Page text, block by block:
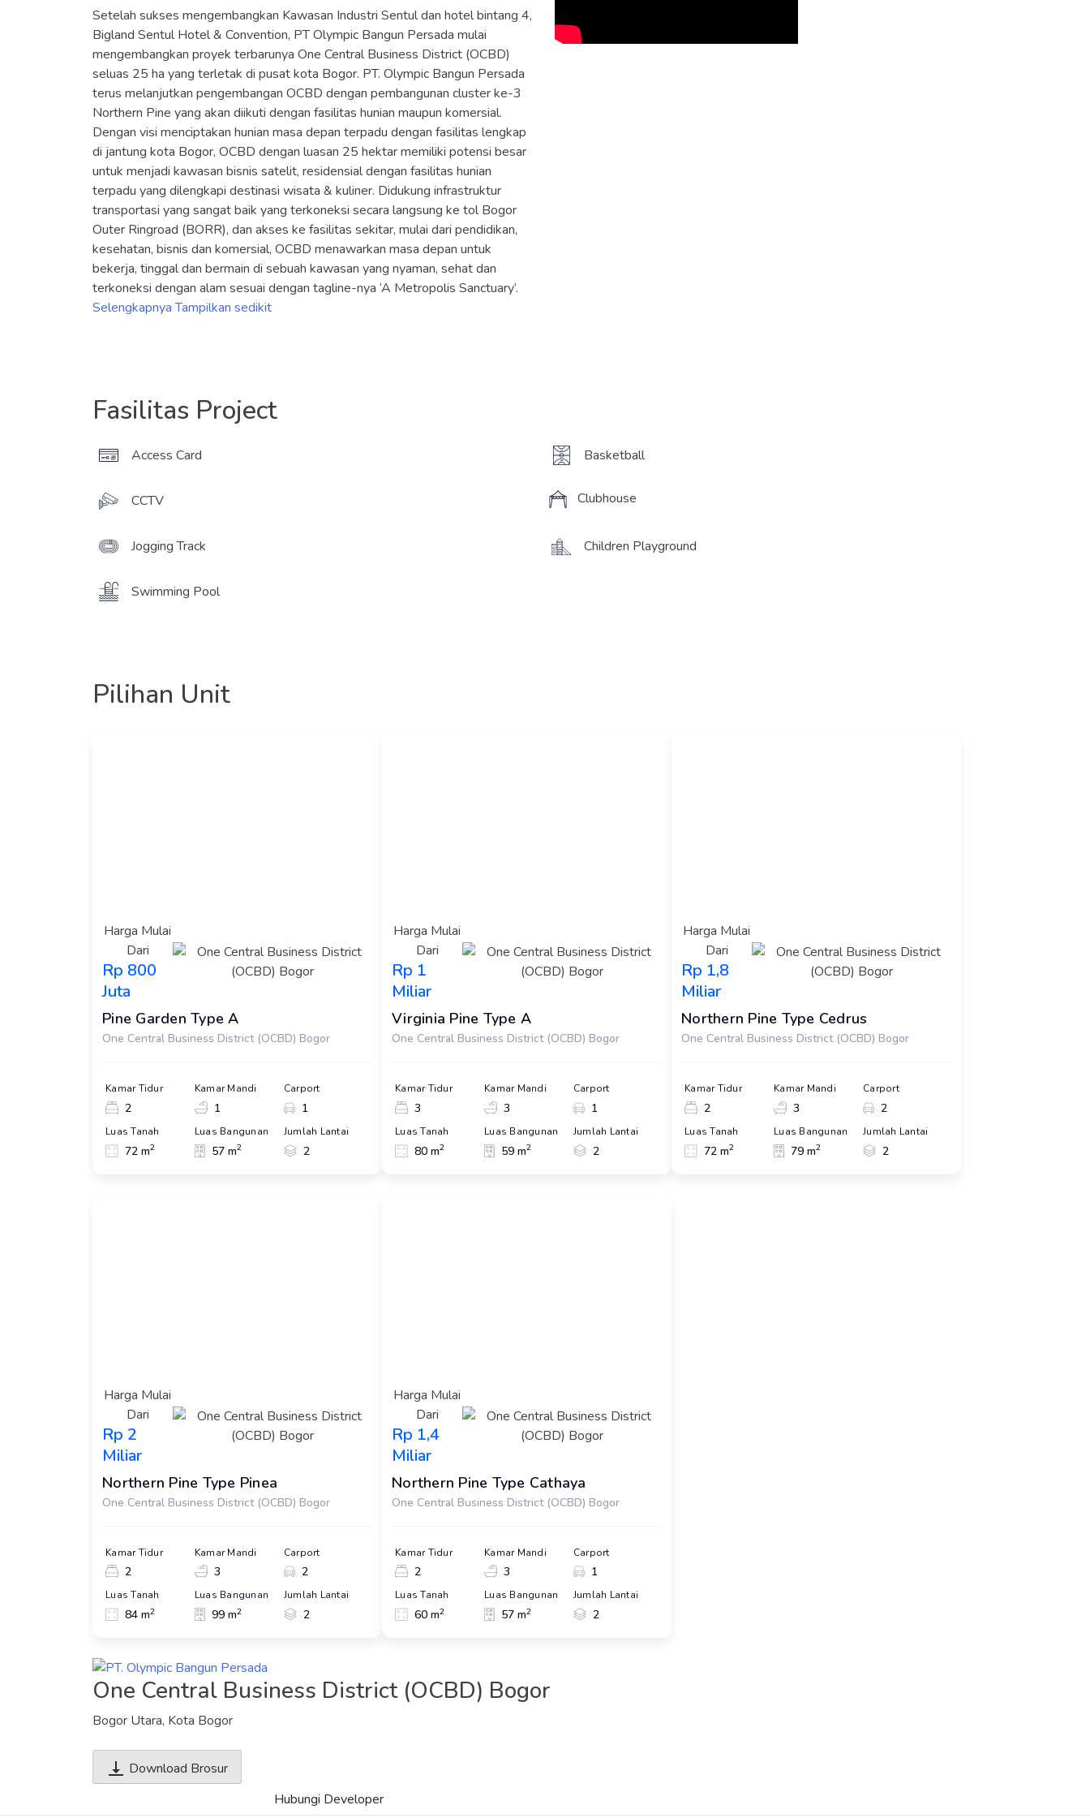
Setelah sukses mengembangkan Kawasan Industri Sentul dan hotel bintang 4,
Bigland Sentul Hotel & Convention, PT Olympic Bangun Persada mulai
mengembangkan proyek terbarunya One Central Business District (OCBD)
seluas 25 ha yang terletak di pusat kota Bogor. PT. Olympic Bangun Persada
terus melanjutkan pengembangan OCBD dengan pembangunan cluster ke-3
Northern Pine yang akan diikuti dengan fasilitas hunian maupun komersial.
Dengan visi menciptakan hunian masa depan terpadu dengan fasilitas lengkap
di jantung kota Bogor, OCBD dengan luasan 25 hektar memiliki potensi besar
untuk menjadi kawasan bisnis satelit, residensial dengan fasilitas hunian
terpadu yang dilengkapi destinasi wisata & kuliner. Didukung infrastruktur
transportasi yang sangat baik yang terkoneksi secara langsung ke tol Bogor
Outer Ringroad (BORR), dan akses ke fasilitas sekitar, mulai dari pendidikan,
kesehatan, bisnis dan komersial, OCBD menawarkan masa depan untuk
bekerja, tinggal dan bermain di sebuah kawasan yang nyaman, sehat dan
terkoneksi dengan alam sesuai dengan tagline-nya ‘A Metropolis Sanctuary’.
Selengkapnya Tampilkan sedikit
Fasilitas Project
Access Card Basketball
CCTV Clubhouse
Jogging Track Children Playground
Swimming Pool
Pilihan Unit
Harga Mulai
Dari
Rp 800
Juta
Pine Garden Type A
One Central Business District (OCBD) Bogor
Kamar Tidur
2
Kamar Mandi
1
Carport
1
Luas Tanah
72 m2
Luas Bangunan
57 m2
Jumlah Lantai
2
Harga Mulai
Dari
Rp 1
Miliar
Virginia Pine Type A
One Central Business District (OCBD) Bogor
Kamar Tidur
3
Kamar Mandi
3
Carport
1
Luas Tanah
80 m2
Luas Bangunan
59 m2
Jumlah Lantai
2
Harga Mulai
Dari
Rp 1,8
Miliar
Northern Pine Type Cedrus
One Central Business District (OCBD) Bogor
Kamar Tidur
2
Kamar Mandi
3
Carport
2
Luas Tanah
72 m2
Luas Bangunan
79 m2
Jumlah Lantai
2
Harga Mulai
Dari
Rp 2
Miliar
Northern Pine Type Pinea
One Central Business District (OCBD) Bogor
Kamar Tidur
2
Kamar Mandi
3
Carport
2
Luas Tanah
84 m2
Luas Bangunan
99 m2
Jumlah Lantai
2
Harga Mulai
Dari
Rp 1,4
Miliar
Northern Pine Type Cathaya
One Central Business District (OCBD) Bogor
Kamar Tidur
2
Kamar Mandi
3
Carport
1
Luas Tanah
60 m2
Luas Bangunan
57 m2
Jumlah Lantai
2
One Central Business District (OCBD) Bogor
Bogor Utara, Kota Bogor
Download Brosur
Hubungi Developer